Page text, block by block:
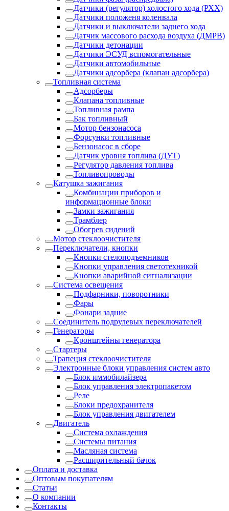
Датчики (регулятор) холостого хода (РХХ)
Датчики положеня коленвала
Датчики и выключатели заднего хода
Датчик массового расхода воздуха (ДМРВ)
Датчики детонации
Датчики ЭСУД вспомогательные
Датчики автомобильные
Датчики адсорбера (клапан адсорбера)
Топливная система
Адсорберы
Клапана топливные
Топливная рампа
Бак топливный
Мотор бензонасоса
Форсунки топливные
Бензонасос в сборе
Датчик уровня топлива (ДУТ)
Регулятор давления топлива
Топливопроводы
Катушка зажигания
Комбинации приборов и
информационные блоки
Замки зажигания
Трамблер
Обогрев сидений
Мотор стеклоочистителя
Переключатели, кнопки
Кнопки стелоподъемников
Кнопки управления светотехникой
Кнопки аварийной сигнализации
Система освещения
Подфарники, поворотники
Фары
Фонари задние
Соединитель подрулевых переключателей
Генераторы
Кронштейны генератора
Стартеры
Трапеция стеклоочистителя
Электронные блоки управления систем авто
Блок иммобилайзера
Блок управления электропакетом
Реле
Блоки предохранителя
Блок управления двигателем
Двигатель
Система охлаждения
Системы питания
Масляная система
Расширительный бачок
Оплата и доставка
Оптовым покупателям
Статьи
О компании
Контакты